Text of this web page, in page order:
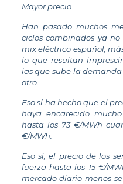
Mayor precio
Han pasado muchos
ciclos combinados ya
mix eléctrico español,
lo que resultan
las que sube la
otro.
Eso sí ha hecho que el
haya encarecido
hasta los 73 €/MWh
€/MWh.
Eso sí, el precio de los
fuerza hasta los 15 €/
mercado diario menos